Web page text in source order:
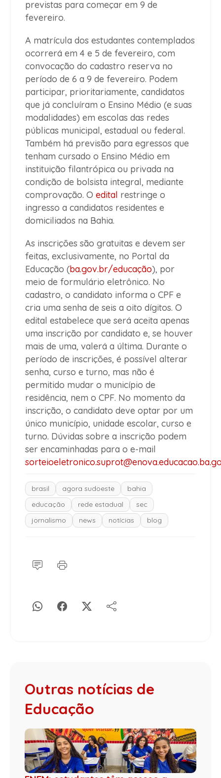
previstas para começar em 9 de
fevereiro.
A matrícula dos estudantes contemplados
ocorrerá em 4 e 5 de fevereiro, com
convocação do cadastro reserva no
período de 6 a 9 de fevereiro. Podem
participar, prioritariamente, candidatos
que já concluíram o Ensino Médio (e suas
modalidades) em escolas das redes
públicas municipal, estadual ou federal.
Também há previsão para egressos que
tenham cursado o Ensino Médio em
instituição filantrópica ou privada na
condição de bolsista integral, mediante
comprovação. O edital restringe o
ingresso a candidatos residentes e
domiciliados na Bahia.
As inscrições são gratuitas e devem ser
feitas, exclusivamente, no Portal da
Educação (ba.gov.br/educação), por
meio de formulário eletrônico. No
cadastro, o candidato informa o CPF e
cria uma senha de seis a oito dígitos. O
edital estabelece que será aceita apenas
uma inscrição por candidato e, se houver
mais de uma, valerá a última. Durante o
período de inscrições, é possível alterar
senha, curso e turno, mas não é
permitido mudar o município de
residência, nem o CPF. No momento da
inscrição, o candidato deve optar por um
único município, unidade escolar, curso e
turno. Dúvidas sobre a inscrição podem
ser encaminhadas para o e-mail
brasil agora sudoeste
bahia
educação
rede estadual
sec
jornalismo
news notícias blog
Outras notícias de
Educação